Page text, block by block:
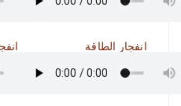
انفجار الطاقة